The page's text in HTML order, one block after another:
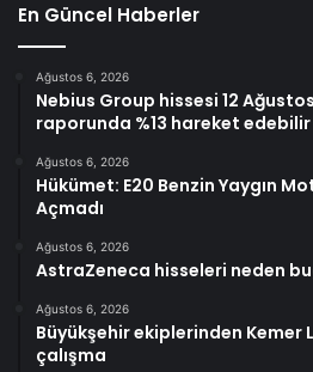
En Güncel Haberler
Ağustos 6, 2026
Nebius Group hissesi 12
raporunda %13 hareket edebilir
Ağustos 6, 2026
Hükümet: E20 Benzin Yaygın
Açmadı
Ağustos 6, 2026
AstraZeneca hisseleri neden
Ağustos 6, 2026
Büyükşehir ekiplerinden Kemer
çalışma